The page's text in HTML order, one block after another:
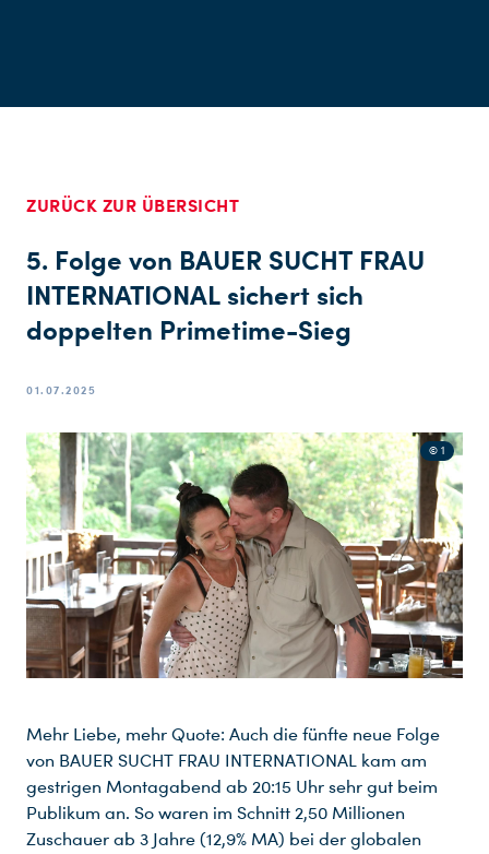
ZURÜCK ZUR ÜBERSICHT
5. Folge von BAUER SUCHT FRAU
INTERNATIONAL sichert sich
doppelten Primetime-Sieg
01.07.2025
© 1
Mehr Liebe, mehr Quote: Auch die fünfte neue Folge
von BAUER SUCHT FRAU INTERNATIONAL kam am
gestrigen Montagabend ab 20:15 Uhr sehr gut beim
Publikum an. So waren im Schnitt 2,50 Millionen
Zuschauer ab 3 Jahre (12,9% MA) bei der globalen